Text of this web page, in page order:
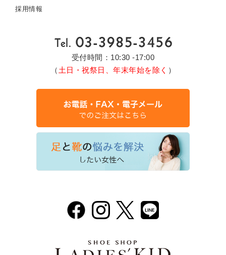
採用情報
受付時間：10:30 -17:00
（ 土日・祝祭日、年末年始を除く ）